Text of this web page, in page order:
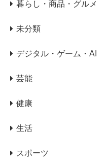
暮らし・商品・グルメ
未分類
デジタル・ゲーム・AI
芸能
健康
生活
スポーツ